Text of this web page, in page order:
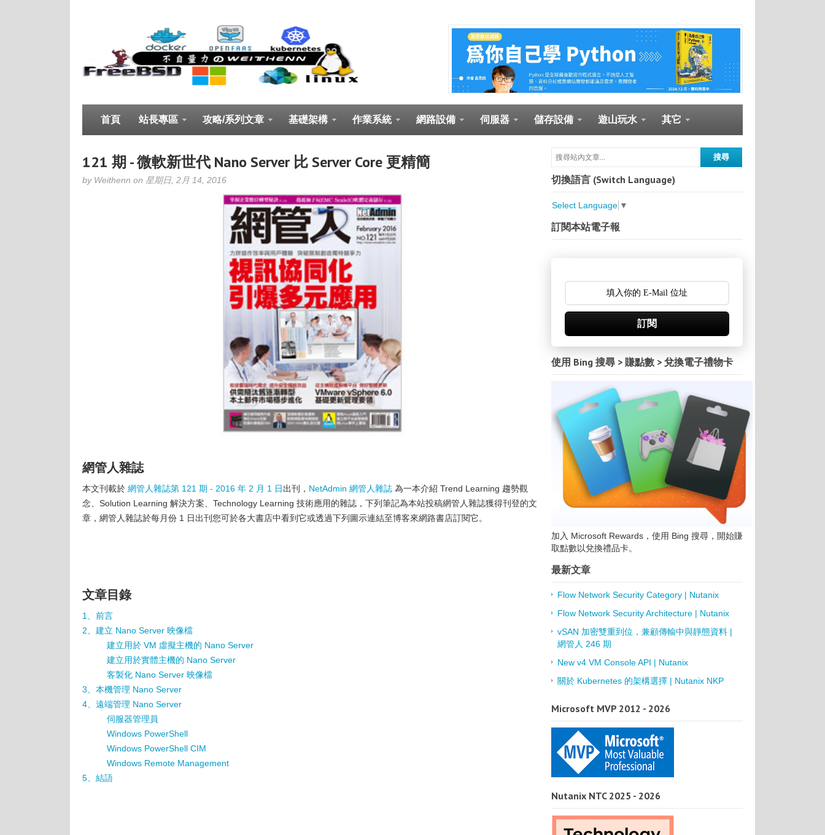
首頁 站長專區 攻略/系列文章 基礎架構 作業系統 網路設備 伺服器 儲存設備 遊山玩水 其它
121 期 - 微軟新世代 Nano Server 比 Server Core 更精簡
by Weithenn on 星期日, 2月 14, 2016
網管人雜誌
本文刊載於 網管人雜誌第 121 期 - 2016 年 2 月 1 日出刊， NetAdmin 網管人雜誌 為一本介紹 Trend Learning 趨勢觀
念、Solution Learning 解決方案、Technology Learning 技術應用的雜誌，下列筆記為本站投稿網管人雜誌獲得刊登的文
章，網管人雜誌於每月份 1 日出刊您可於各大書店中看到它或透過下列圖示連結至博客來網路書店訂閱它。
文章目錄
1、前言
2、建立 Nano Server 映像檔
建立用於 VM 虛擬主機的 Nano Server
建立用於實體主機的 Nano Server
客製化 Nano Server 映像檔
3、本機管理 Nano Server
4、遠端管理 Nano Server
伺服器管理員
Windows PowerShell
Windows PowerShell CIM
Windows Remote Management
5、結語
切換語言 (Switch Language)
Select Language ▼
訂閱本站電子報
訂閱
使用 Bing 搜尋 > 賺點數 > 兌換電子禮物卡
加入 Microsoft Rewards，使用 Bing 搜尋，開始賺
取點數以兌換禮品卡。
最新文章
Flow Network Security Category | Nutanix
Flow Network Security Architecture | Nutanix
vSAN 加密雙重到位，兼顧傳輸中與靜態資料 |
網管人 246 期
New v4 VM Console API | Nutanix
關於 Kubernetes 的架構選擇 | Nutanix NKP
Microsoft MVP 2012 - 2026
Nutanix NTC 2025 - 2026